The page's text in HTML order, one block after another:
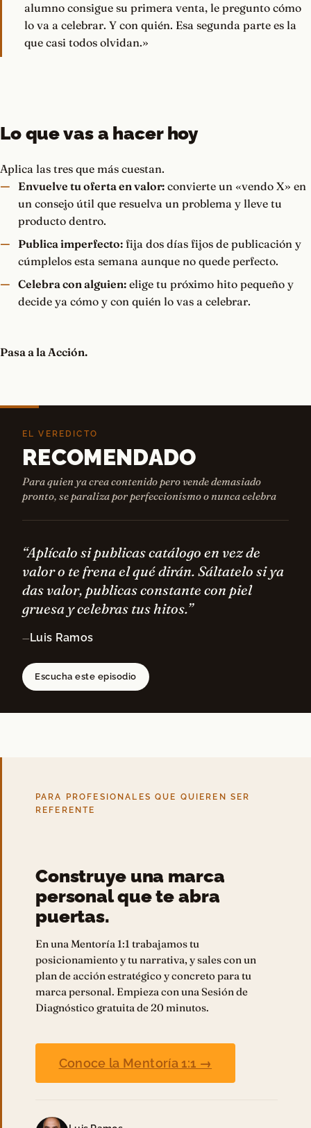
alumno consigue su primera venta, le pregunto cómo
lo va a celebrar. Y con quién. Esa segunda parte es la
que casi todos olvidan.»
Lo que vas a hacer hoy
Aplica las tres que más cuestan.
Envuelve tu oferta en valor:convierte un «vendo X» en
un consejo útil que resuelva un problema y lleve tu
producto dentro.
Publica imperfecto:fija dos días fijos de publicación y
cúmplelos esta semana aunque no quede perfecto.
Celebra con alguien:elige tu próximo hito pequeño y
decide ya cómo y con quién lo vas a celebrar.
Pasa a la Acción.
EL VEREDICTO
RECOMENDADO
Para quien ya crea contenido pero vende demasiado
pronto, se paraliza por perfeccionismo o nunca celebra
“Aplícalo si publicas catálogo en vez de
valor o te frena el qué dirán. Sáltatelo si ya
das valor, publicas constante con piel
gruesa y celebras tus hitos.”
— Luis Ramos
Escucha este episodio
PARA PROFESIONALES QUE QUIEREN SER
REFERENTE
Construye una marca
personal que te abra
puertas.
En una Mentoría 1:1 trabajamos tu
posicionamiento y tu narrativa, y sales con un
plan de acción estratégico y concreto para tu
marca personal. Empieza con una Sesión de
Diagnóstico gratuita de 20 minutos.
Conoce la Mentoría 1:1 →